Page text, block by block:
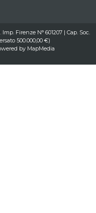
Firenze N° 601207 | Cap. Soc.
500.000,00 €)
by MapMedia